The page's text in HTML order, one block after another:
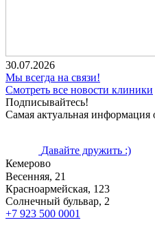
30.07.2026
Мы всегда на связи!
Смотреть все новости клиники
Подписывайтесь!
Самая актуальная информация
Давайте дружить :)
Кемерово
Весенняя, 21
Красноармейская, 123
Солнечный бульвар, 2
+7 923 500 0001